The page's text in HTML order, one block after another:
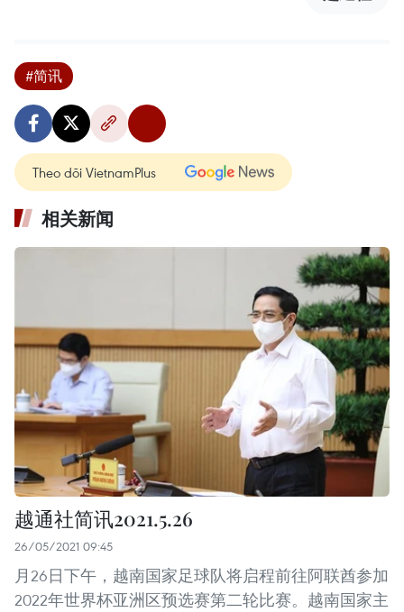
#简讯
Theo dõi VietnamPlus
相关新闻
越通社简讯2021.5.26
26/05/2021 09:45
月26日下午，越南国家足球队将启程前往阿联酋参加
2022年世界杯亚洲区预选赛第二轮比赛。越南国家主